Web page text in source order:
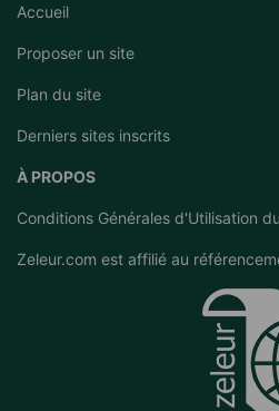
Accueil
Proposer un site
Plan du site
Derniers sites inscrits
À PROPOS
Conditions Générales d'Utilisation
Zeleur.com est affilié au